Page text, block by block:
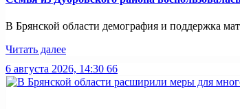
В Брянской области демография и поддержка
Читать далее
6 августа 2026, 14:30 66